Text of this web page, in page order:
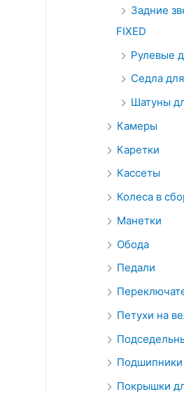
Задние
FIXED
Рулевые
Седла
Шатуны
Камеры
Каретки
Кассеты
Колеса в
Манетки
Обода
Педали
Петухи на
Подшипники
Покрышки